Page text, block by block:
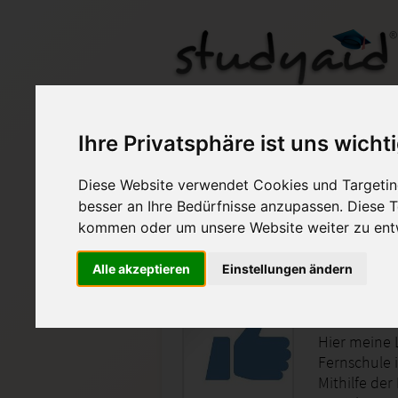
Ihre Privatsphäre ist uns
Diese Website verwendet Cookies und
besser an Ihre Bedürfnisse anzupassen. Diese
kommen oder um unsere Website weiter zu
Alle akzeptieren Einstellungen ändern
Auf StudyAid.de
Hier meine
Fernschule
Mithilfe der